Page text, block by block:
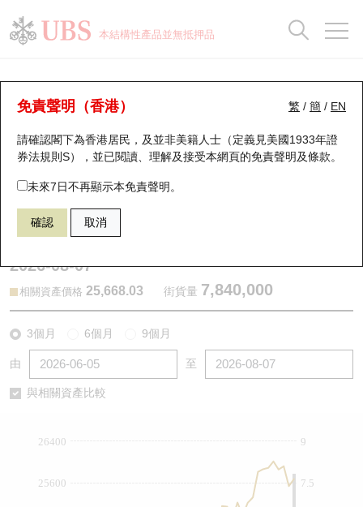
本結構性產品並無抵押品
繁 / 簡 / EN
免責聲明（香港）
請確認閣下為香港居民，及並非美籍人士（定義見美國1933年證
券法規則S），並已閱讀、理解及接受本網頁的免責聲明及條款。
未來7日不再顯示本免責聲明。
確認 取消
認股證分析儀
表現 街貨統計 比較
13335 瑞銀認沽 HSI 恒生指數
2026-08-07
相關資產價格 25,668.03 街貨量 7,840,000
3個月 6個月 9個月
由 至
與相關資產比較
7.5
9
25600
26400
瑞銀認股證一覽
新發行瑞銀認股證
即將到期認股證
認股證到期結算價查詢
認股證分析儀
認股證/牛熊證日誌
街貨統計
比較
牛熊全景快搜
牛熊證搜尋
牛熊證街貨分佈圖
正股牛熊證列表
新發行瑞銀牛熊證
牛熊證到期結算價查詢
街貨統計
比較
十大升幅/跌幅
十大認股證成交分佈
十天股證佔大市成交
資金流
街貨統計
正股分析儀
二十大活躍股份
恒指成份股
國指成份股
科指成份股
中資ETFs溢價比較
持股比重
顯示所有持股比重
每月輪證大市專題
輪證專欄
講座及教育短片
認股證投資者教育
牛熊證投資者教育